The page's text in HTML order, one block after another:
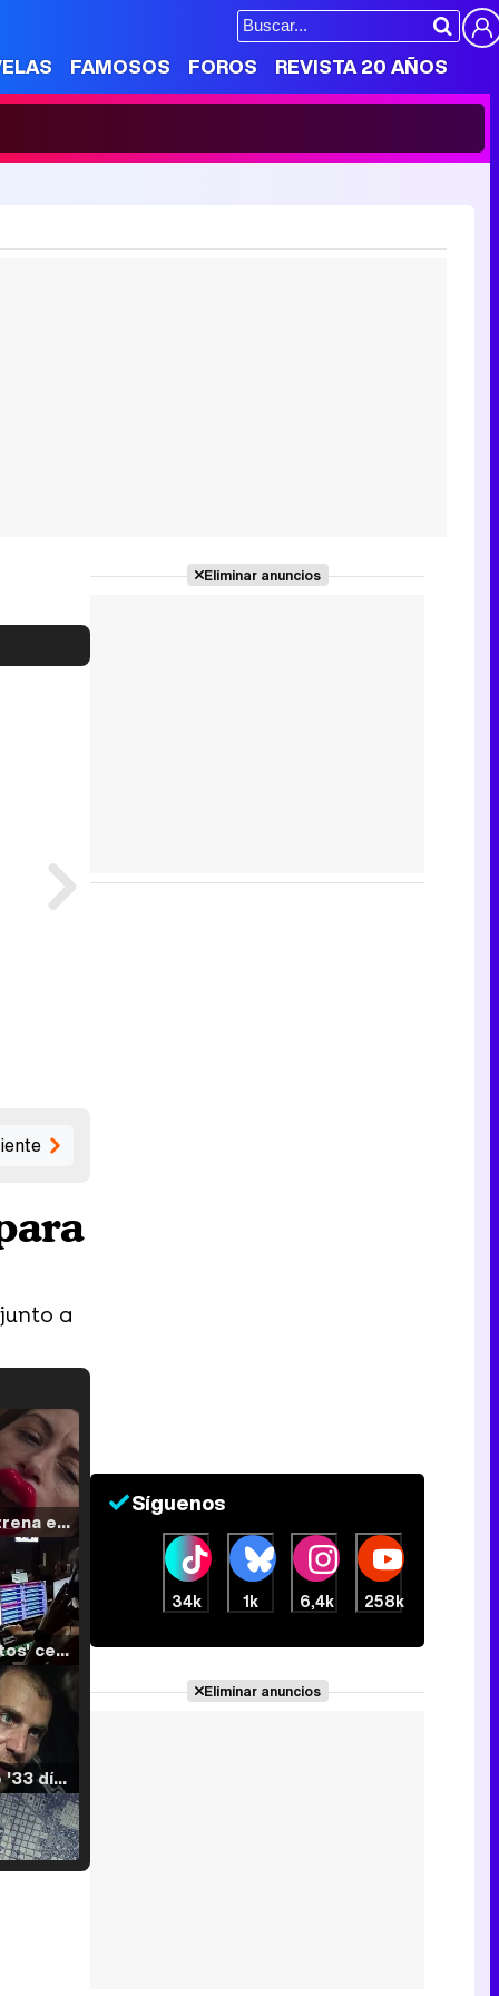
FAMOSOS FOROS REVISTA 20 AÑOS
a
Filmin estrena el tráiler de 'Millennial Mal', su nueva comedia universitaria de la mano de Lorena Iglesias
'120 Minutos' celebra sus 2.000 programas en Telemadrid con un vídeo del día a día en la redacción
Tráiler de '33 días', la nueva serie de Atresplayer con Julián Villagrán y José Manuel Poga
Eliminar anuncios
Síguenos
34k 1k 6,4k 258k
Eliminar anuncios